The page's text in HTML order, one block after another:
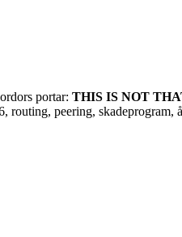
portar: THIS IS NOT
peering, skadeprogram,